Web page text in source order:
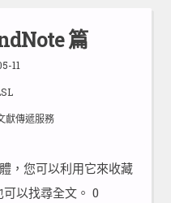
篇
11
獻傳遞服務
，您可以利用它來收藏
以找尋全文。 0